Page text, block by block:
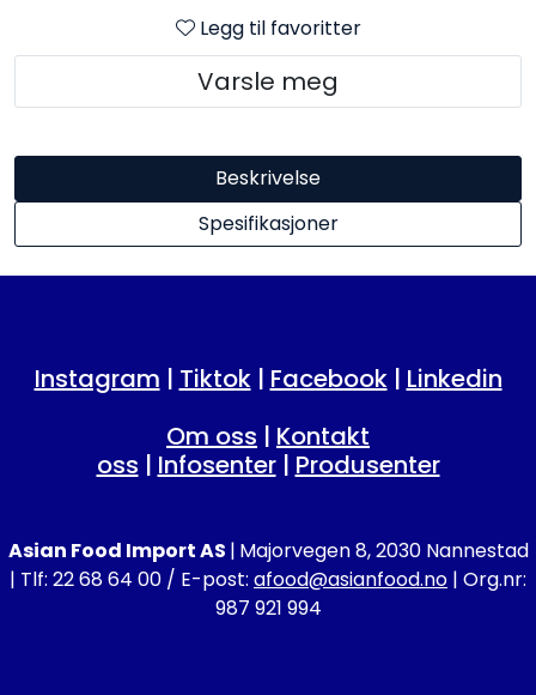
Legg til favoritter
Varsle meg
Beskrivelse
Spesifikasjoner
Instagram | Tiktok| Facebook| Linkedin
Om oss | Kontakt
oss | Infosenter| Produsenter
Asian Food Import AS | Majorvegen 8, 2030 Nannestad
| Tlf: 22 68 64 00 / E-post: afood@asianfood.no | Org.nr:
987 921 994